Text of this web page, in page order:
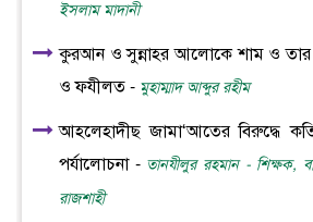
ইসলাম মাদানী
কুরআন ও সুন্নাহর আলোকে শাম ও তার
ও ফযীলত - মুহাম্মাদ আব্দুর রহীম
আহলেহাদীছ জামা‘আতের বিরুদ্ধে
পর্যালোচনা - তানযীলুর রহমান - শিক্ষক,
রাজশাহী